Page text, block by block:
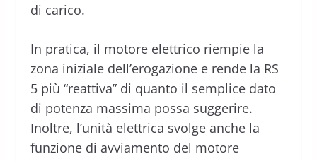
di carico.
In pratica, il motore elettrico riempie la
zona iniziale dell’erogazione e rende la RS
5 più “reattiva” di quanto il semplice dato
di potenza massima possa suggerire.
Inoltre, l’unità elettrica svolge anche la
funzione di avviamento del motore